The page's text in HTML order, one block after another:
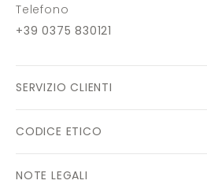
Telefono
+39 0375 830121
SERVIZIO CLIENTI
CODICE ETICO
NOTE LEGALI